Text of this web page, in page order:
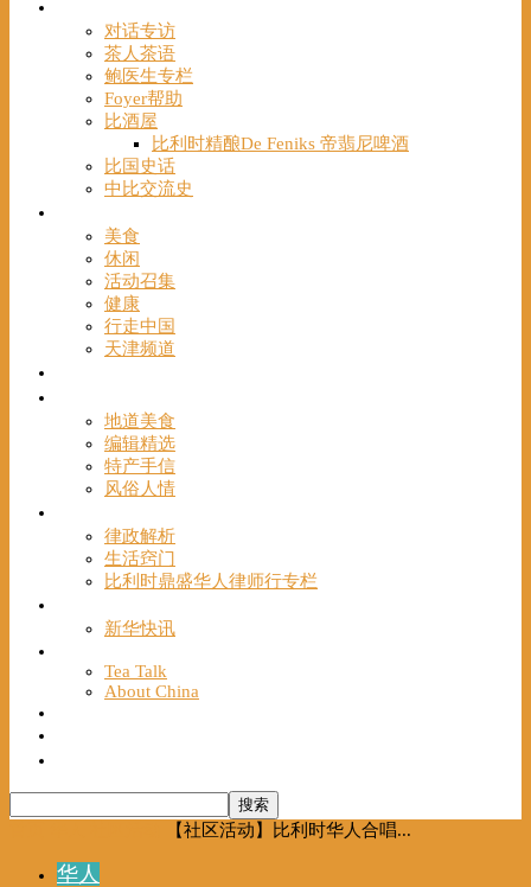
对话专访
茶人茶语
鲍医生专栏
Foyer帮助
比酒屋
比利时精酿De Feniks 帝翡尼啤酒
比国史话
中比交流史
美食
休闲
活动召集
健康
行走中国
天津频道
地道美食
编辑精选
特产手信
风俗人情
律政解析
生活窍门
比利时鼎盛华人律师行专栏
新华快讯
Tea Talk
About China
【社区活动】比利时华人合唱...
华人